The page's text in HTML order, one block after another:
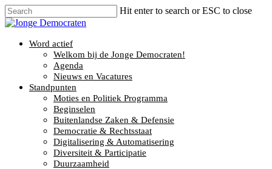
Hit enter to search or ESC to close
Word actief
Welkom bij de Jonge Democraten!
Agenda
Nieuws en Vacatures
Standpunten
Moties en Politiek Programma
Beginselen
Buitenlandse Zaken & Defensie
Democratie & Rechtsstaat
Digitalisering & Automatisering
Diversiteit & Participatie
Duurzaamheid